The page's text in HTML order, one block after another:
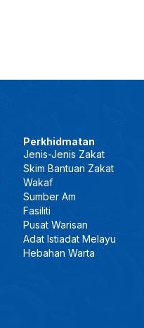
Perkhidmatan
Jenis-Jenis Zakat
Skim Bantuan Zakat
Wakaf
Sumber Am
Fasiliti
Pusat Warisan
Adat Istiadat Melayu
Hebahan Warta